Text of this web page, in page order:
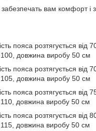
вам комфорт і
пояса розтягується від
100, довжина виробу 50 см
пояса розтягується від
105, довжина виробу 50 см
пояса розтягується від
110, довжина виробу 50 см
пояса розтягується від
115, довжина виробу 50 см